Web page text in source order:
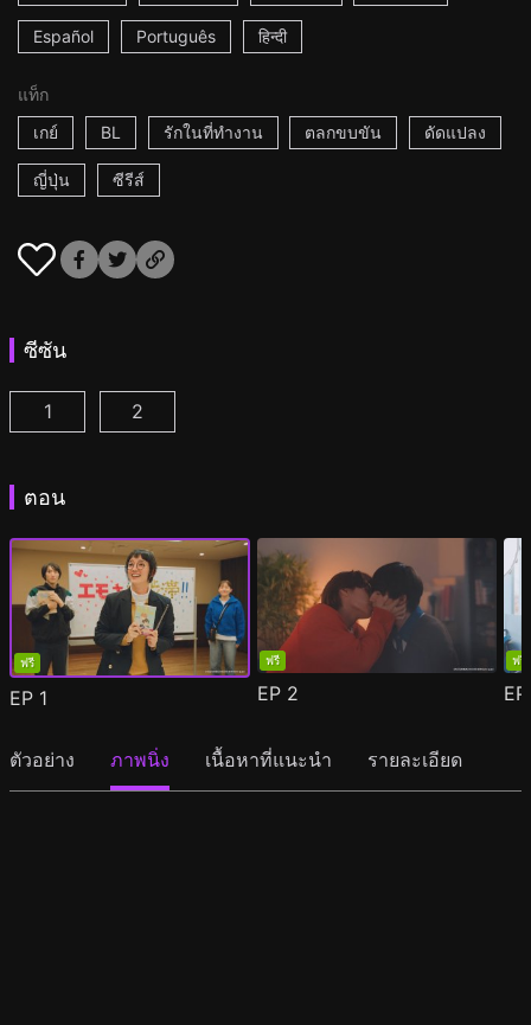
Español Português हिन्दी
แท็ก
เกย์
BL รักในที่ทำงาน ตลกขบขัน ดัดแปลง
ญี่ปุ่น ซีรีส์
ซีซัน
ผมกลายเป็นซุป'ตาร์วาย ตอนที่ 1
1 ผมกลายเป็นซุป'ตาร์วาย ซีซั่น 2 ตอนที่ 1
2
ตอน
ฟรี
EP 1
ฟรี
EP 2
ฟรี
ตัวอย่าง ภาพนิ่ง เนื้อหาที่แนะนำ รายละเอียด